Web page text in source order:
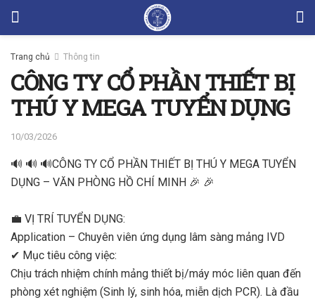
Trang chủ Thông tin
CÔNG TY CỔ PHẦN THIẾT BỊ
THÚ Y MEGA TUYỂN DỤNG
10/03/2026
🔊 🔊 🔊CÔNG TY CỔ PHẦN THIẾT BỊ THÚ Y MEGA TUYỂN
DỤNG – VĂN PHÒNG HỒ CHÍ MINH 🎉 🎉
💼 VỊ TRÍ TUYỂN DỤNG:
Application – Chuyên viên ứng dụng lâm sàng mảng IVD
✔ Mục tiêu công việc:
Chịu trách nhiệm chính mảng thiết bị/máy móc liên quan đến
phòng xét nghiệm (Sinh lý, sinh hóa, miễn dịch PCR). Là đầu